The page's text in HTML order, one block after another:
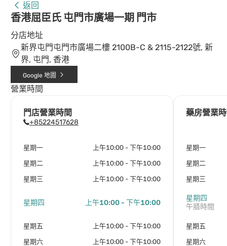
返回
香港屈臣氏 屯門市廣場一期 門市
分店地址
新界屯門屯門市廣場二樓 2100B-C & 2115-2122號, 新
界, 屯門, 香港
Google 地圖
營業時間
門店營業時間
+85224517628
星期一 上午10:00 - 下午10:00
星期二 上午10:00 - 下午10:00
星期三 上午10:00 - 下午10:00
星期四 上午10:00 - 下午10:00
星期五 上午10:00 - 下午10:00
星期六 上午10:00 - 下午10:00
藥房營業
星期一
星期二
星期三
星期四
午膳時間
星期五
星期六